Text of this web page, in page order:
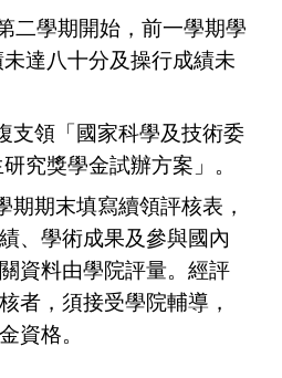
二學期開始，前一學期學
達八十分及操行成績未
支領「國家科學及技術委
究獎學金試辦方案」。
期期末填寫續領評核表，
、學術成果及參與國內
資料由學院評量。經評
者，須接受學院輔導，
資格。